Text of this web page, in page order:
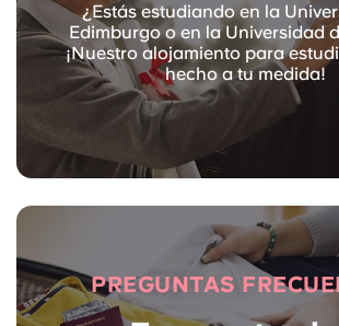
¿Estás estudiando en la
Edimburgo o en la Universidad
¡Nuestro alojamiento para
hecho a tu medida!
PREGUNTAS